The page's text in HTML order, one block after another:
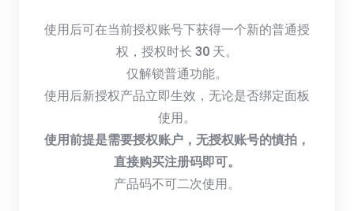
使用后可在当前授权账号下获得一个新的普通授
权，授权时长 30 天。
仅解锁普通功能。
使用后新授权产品立即生效，无论是否绑定面板
使用。
使用前提是需要授权账户，无授权账号的慎拍，
直接购买注册码即可。
产品码不可二次使用。